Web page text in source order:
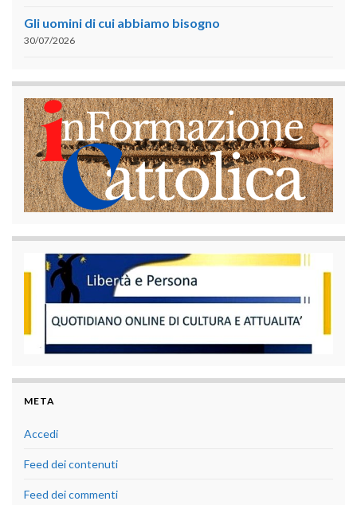
Gli uomini di cui abbiamo bisogno
30/07/2026
META
Accedi
Feed dei contenuti
Feed dei commenti